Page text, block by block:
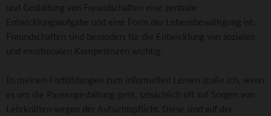
und Gestaltung von Freundschaften eine zentrale
Entwicklungsaufgabe und eine Form der Lebensbewältigung ist.
Freundschaften sind besonders für die Entwicklung von sozialen
und emotionalen Kompetenzen wichtig.
In meinen Fortbildungen zum informellen Lernen stoße ich, wenn
es um die Pausengestaltung geht, tatsächlich oft auf Sorgen von
Lehrkräften wegen der Aufsichtspflicht. Diese sind auf der